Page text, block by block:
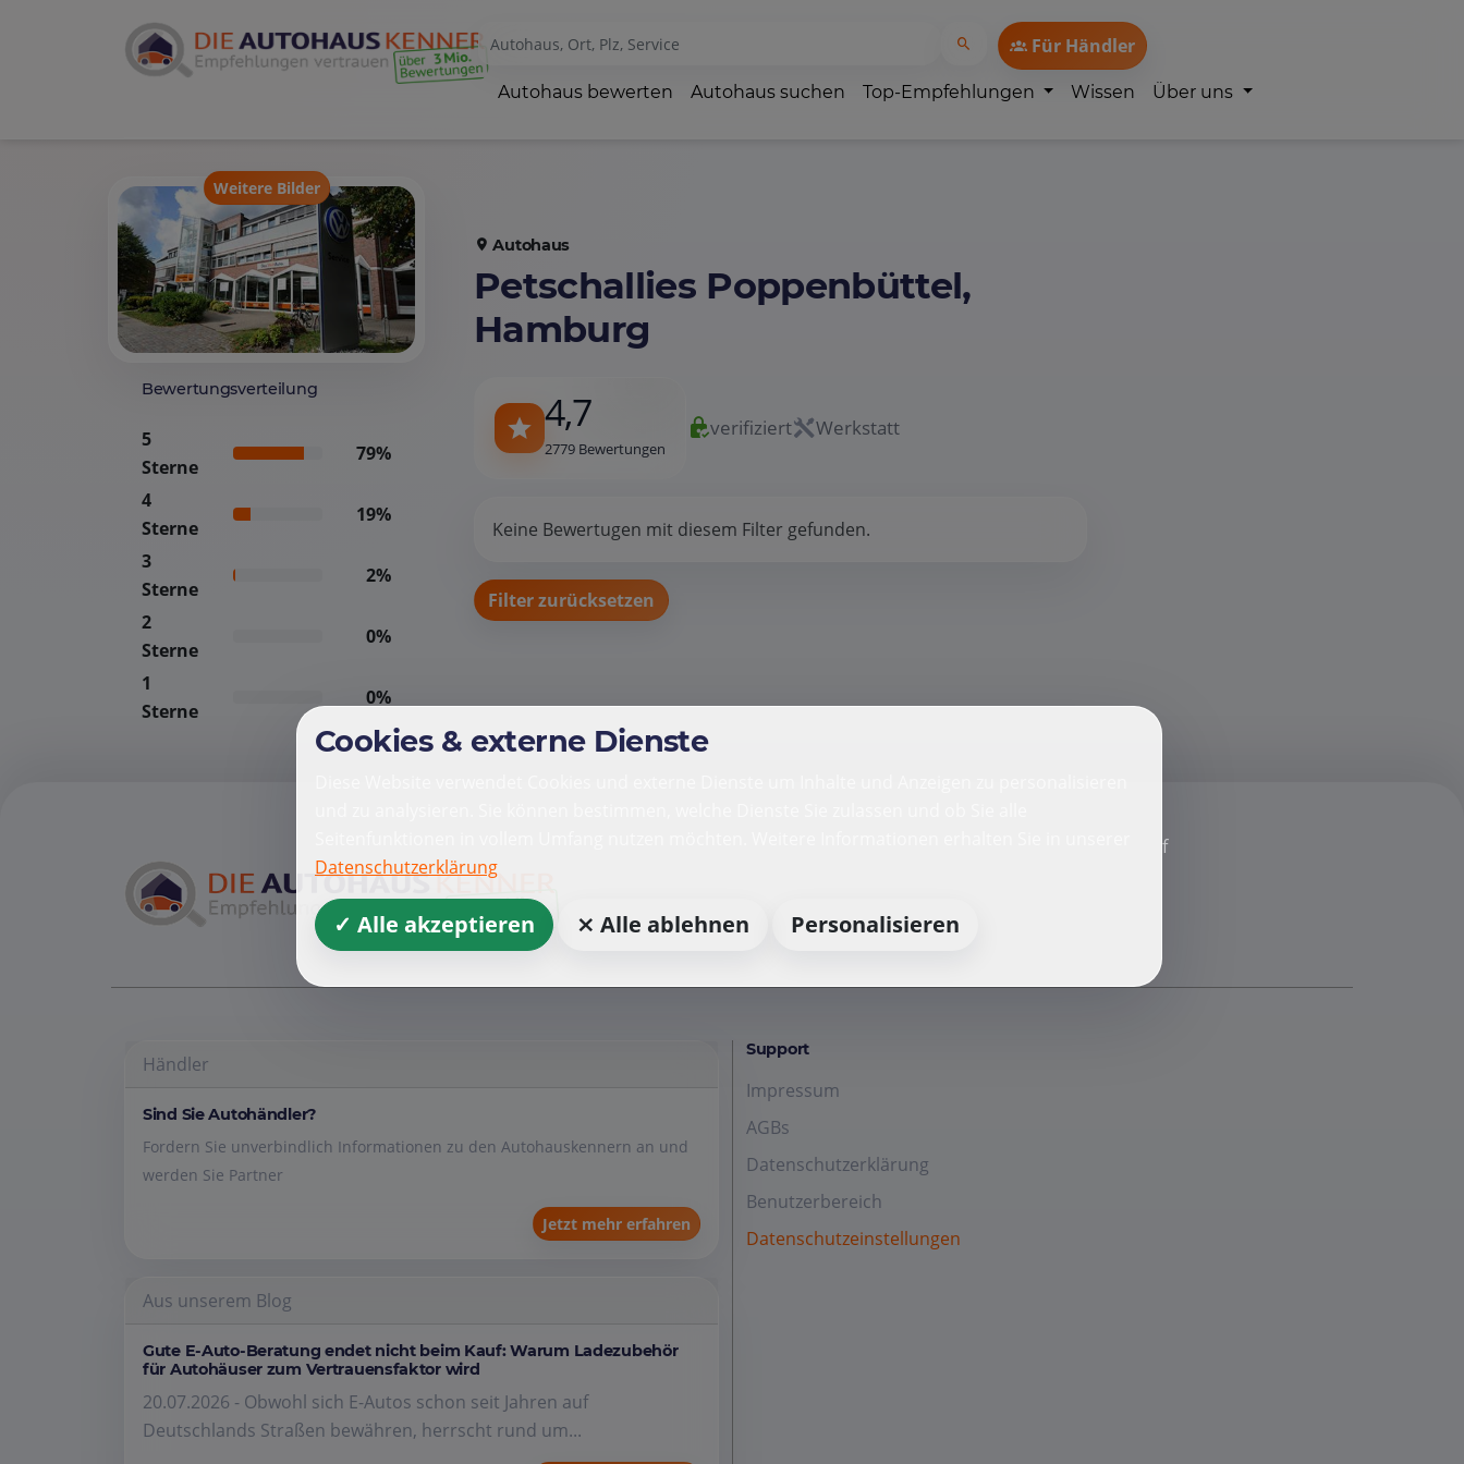
Für Händler
Autohaus bewerten Autohaus suchen Top-Empfehlungen Wissen Über uns
Weitere Bilder
Bewertungsverteilung
5
Sterne
79%
4
Sterne
19%
3
Sterne
2%
2
Sterne
0%
1
Sterne
0%
Autohaus
Petschallies Poppenbüttel,
Hamburg
4,7
2779 Bewertungen
verifiziert Werkstatt
Keine Bewertugen mit diesem Filter gefunden.
Filter zurücksetzen
Händler
Sind Sie Autohändler?
Fordern Sie unverbindlich Informationen zu den Autohauskennern an und
werden Sie Partner
Jetzt mehr erfahren
Aus unserem Blog
Gute E-Auto-Beratung endet nicht beim Kauf: Warum Ladezubehör
für Autohäuser zum Vertrauensfaktor wird
20.07.2026 - Obwohl sich E-Autos schon seit Jahren auf
Deutschlands Straßen bewähren, herrscht rund um...
Support
Impressum
AGBs
Datenschutzerklärung
Benutzerbereich
Datenschutzeinstellungen
Cookies & externe Dienste
Datenschutzerklärung
✓ Alle akzeptieren ⨯ Alle ablehnen Personalisieren
f